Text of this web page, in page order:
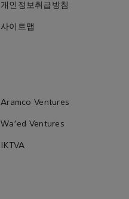
개인정보취급방침
사이트맵
Aramco Ventures
Wa'ed Ventures
IKTVA